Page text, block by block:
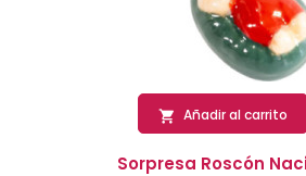
 Añadir al carrito
Sorpresa Roscón